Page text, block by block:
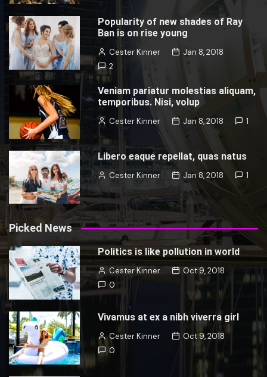
Popularity of new shades of Ray
Ban is on rise young
Cester Kinner
Jan 8, 2018
2
Veniam pariatur molestias aliquam,
temporibus. Nisi, volup
Cester Kinner Jan 8, 2018 1
Libero eaque repellat, quas natus
Cester Kinner Jan 8, 2018 1
Picked News
Politics is like pollution in world
Cester Kinner
Oct 9, 2018
0
Vivamus at ex a nibh viverra girl
Cester Kinner
Oct 9, 2018
0